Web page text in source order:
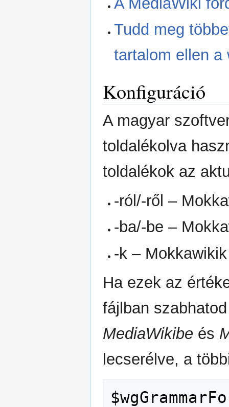
Tudd meg
tartalom ellen a
Konfiguráció
A magyar
toldalékolva
toldalékok az
-ról/-ről –
-ba/-be –
-k – Mokkawikik
Ha ezek az
fájlban
MediaWikibe és
lecserélve, a